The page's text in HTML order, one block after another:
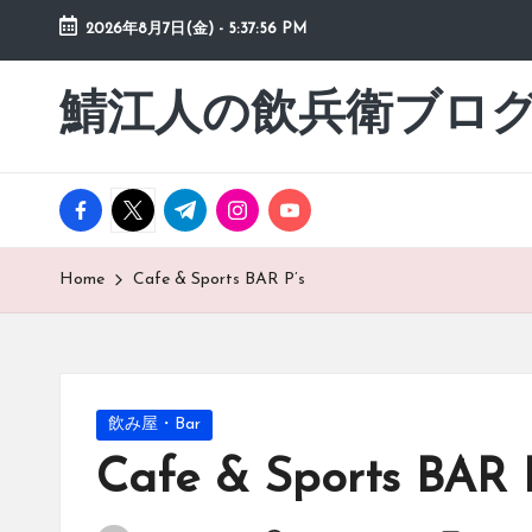
Skip
content
2026年8月7日(金) - 5:37:58 PM
鯖江人の飲兵衛ブロ
日々
の
然
草
facebook.com
twitter.com
t.me instagram.com
youtube.com
Home Cafe & Sports BAR P’s
Posted
飲み屋・Bar
Cafe & Sports BAR